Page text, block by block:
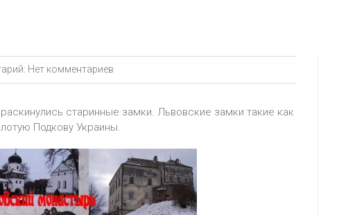
Нет комментариев
старинные замки. Львовские замки такие как
Подкову Украины.